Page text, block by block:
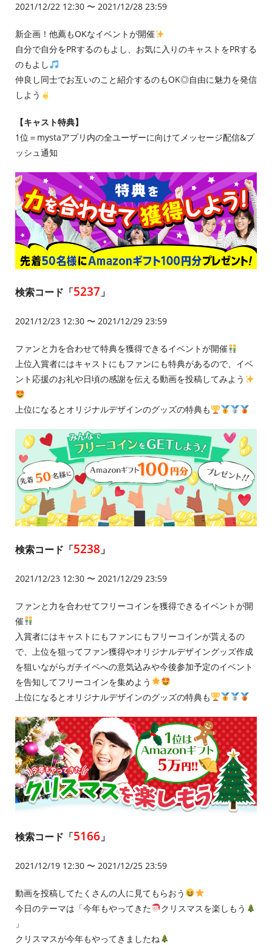
2021/12/22 12:30 〜 2021/12/28 23:59
新企画！他薦もOKなイベントが開催
自分で自分をPRするのもよし、お気に入りのキャストをPRする
のもよし
仲良し同士でお互いのこと紹介するのもOK◎自由に魅力を発信
しよう
【キャスト特典】
1位＝mystaアプリ内の全ユーザーに向けてメッセージ配信&プ
ッシュ通知
検索コード「5237 」
2021/12/23 12:30 〜 2021/12/29 23:59
ファンと力を合わせて特典を獲得できるイベントが開催
上位入賞者にはキャストにもファンにも特典があるので、イベ
ント応援のお礼や日頃の感謝を伝える動画を投稿してみよう
上位になるとオリジナルデザインのグッズの特典も
検索コード「5238 」
2021/12/23 12:30 〜 2021/12/29 23:59
ファンと力を合わせてフリーコインを獲得できるイベントが開
催
入賞者にはキャストにもファンにもフリーコインが貰えるの
で、上位を狙ってファン獲得やオリジナルデザイングッズ作成
を狙いながらガチイベへの意気込みや今後参加予定のイベント
を告知してフリーコインを集めよう
上位になるとオリジナルデザインのグッズの特典も
検索コード「5166 」
2021/12/19 12:30 〜 2021/12/25 23:59
動画を投稿してたくさんの人に見てもらおう
今日のテーマは「今年もやってきた
クリスマスを楽しもう
」
クリスマスが今年もやってきましたね